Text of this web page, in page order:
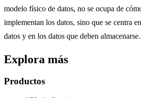
modelo físico de datos, no se ocupa de
implementan los datos, sino que se centra
datos y en los datos que deben almacenarse.
Explora más
Productos